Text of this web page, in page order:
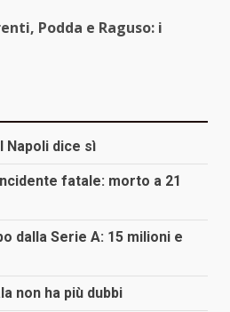
Podda e Raguso: i
Napoli dice sì
fatale: morto a 21
dalla Serie A: 15 milioni e
non ha più dubbi